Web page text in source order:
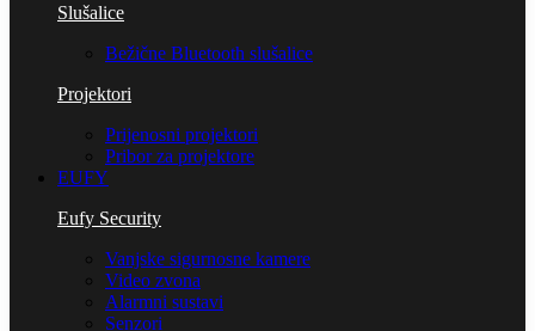
Slušalice
Bežične Bluetooth slušalice
Projektori
Prijenosni projektori
Pribor za projektore
EUFY
Eufy Security
Vanjske sigurnosne kamere
Video zvona
Alarmni sustavi
Senzori